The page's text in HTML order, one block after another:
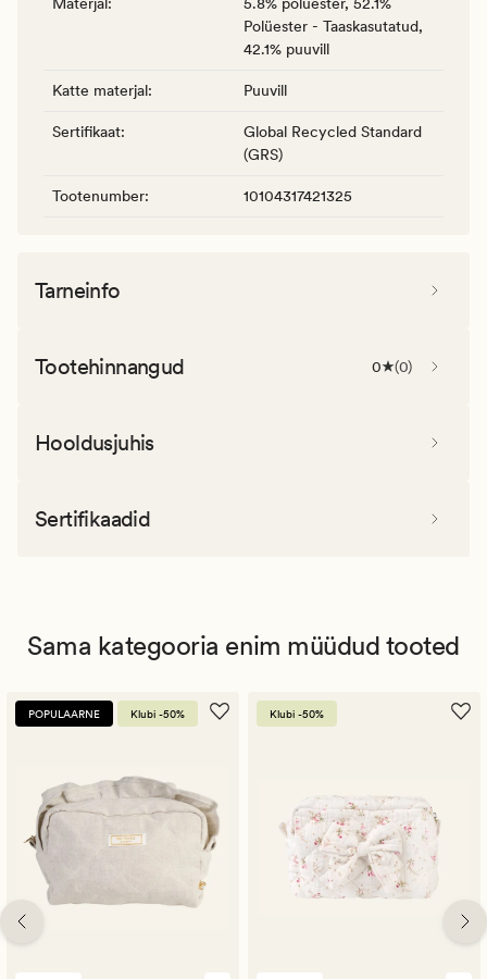
Polüester - Taaskasutatud,
42.1% puuvill
Katte materjal: Puuvill
Sertifikaat:
Global Recycled Standard
(GRS)
Tootenumber: 10104317421325
Tarneinfo
Tootehinnangud 0 (0)
Hooldusjuhis
Sertifikaadid
Sama kategooria enim müüdud tooted
POPULAARNE Klubi -50% Klubi -50%